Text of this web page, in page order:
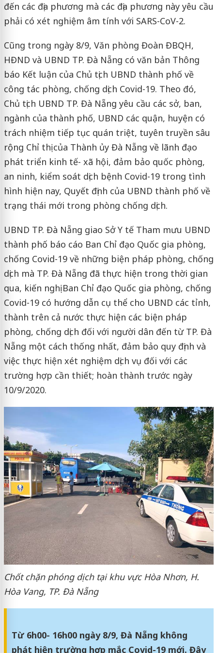
đến các địa phương mà các địa phương này yêu cầu
phải có xét nghiệm âm tính với SARS-CoV-2.
Cũng trong ngày 8/9, Văn phòng Đoàn ĐBQH,
HĐND và UBND TP. Đà Nẵng có văn bản Thông
báo Kết luận của Chủ tịch UBND thành phố về
công tác phòng, chống dịch Covid-19. Theo đó,
Chủ tịch UBND TP. Đà Nẵng yêu cầu các sở, ban,
ngành của thành phố, UBND các quận, huyện có
trách nhiệm tiếp tục quán triệt, tuyên truyền sâu
rộng Chỉ thị của Thành ủy Đà Nẵng về lãnh đạo
phát triển kinh tế- xã hội, đảm bảo quốc phòng,
an ninh, kiểm soát dịch bệnh Covid-19 trong tình
hình hiện nay, Quyết định của UBND thành phố về
trạng thái mới trong phòng chống dịch.
UBND TP. Đà Nẵng giao Sở Y tế Tham mưu UBND
thành phố báo cáo Ban Chỉ đạo Quốc gia phòng,
chống Covid-19 về những biện pháp phòng, chống
dịch mà TP. Đà Nẵng đã thực hiện trong thời gian
qua, kiến nghị Ban Chỉ đạo Quốc gia phòng, chống
Covid-19 có hướng dẫn cụ thể cho UBND các tỉnh,
thành trên cả nước thực hiện các biện pháp
phòng, chống dịch đối với người dân đến từ TP. Đà
Nẵng một cách thống nhất, đảm bảo quy định và
việc thực hiện xét nghiệm dịch vụ đối với các
trường hợp cần thiết; hoàn thành trước ngày
10/9/2020.
Chốt chặn phóng dịch tại khu vực Hòa Nhơn, H.
Hòa Vang, TP. Đà Nẵng
Từ 6h00- 16h00 ngày 8/9, Đà Nẵng không
phát hiện trường hợp mắc Covid-19 mới. Đây